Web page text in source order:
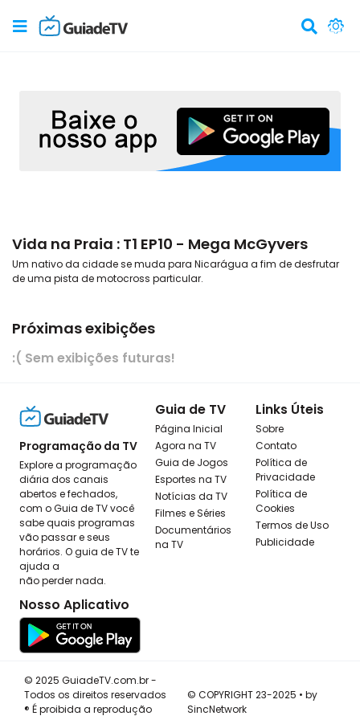
Vida na Praia : T1 EP10 - Mega McGyvers
Um nativo da cidade se muda para Nicarágua a fim de desfrutar
de uma pista de motocross particular.
Próximas exibições
:( Sem exibições futuras!
Programação da TV
Explore a programação
diária dos canais
abertos e fechados,
com o Guia de TV você
sabe quais programas
vão passar e seus
horários. O guia de TV te
ajuda a
não perder nada.
Nosso Aplicativo
Guia de TV
Página Inicial
Agora na TV
Guia de Jogos
Esportes na TV
Notícias da TV
Filmes e Séries
Documentários
na TV
Links Úteis
Sobre
Contato
Política de
Privacidade
Política de
Cookies
Termos de Uso
Publicidade
© 2025 GuiadeTV.com.br -
Todos os direitos reservados
® É proibida a reprodução
© COPYRIGHT 23-2025 • by
SincNetwork